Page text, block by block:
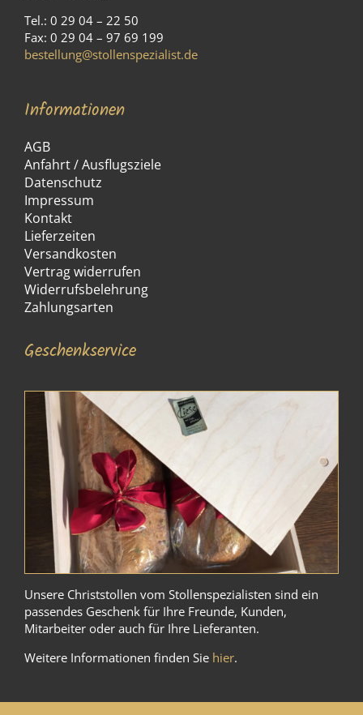
Tel.: 0 29 04 – 22 50
Fax: 0 29 04 – 97 69 199
bestellung@stollenspezialist.de
Informationen
AGB
Anfahrt / Ausflugsziele
Datenschutz
Impressum
Kontakt
Lieferzeiten
Versandkosten
Vertrag widerrufen
Widerrufsbelehrung
Zahlungsarten
Geschenkservice
Unsere Christstollen vom Stollenspezialisten sind ein
passendes Geschenk für Ihre Freunde, Kunden,
Mitarbeiter oder auch für Ihre Lieferanten.
Weitere Informationen finden Sie hier.